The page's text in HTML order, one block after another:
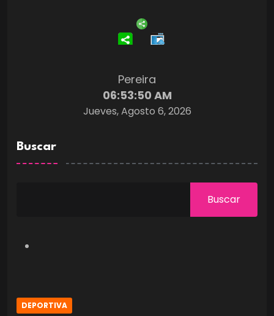
DEPORTIVA
Pereira
06:53:51 AM
Jueves, Agosto 6, 2026
Buscar
Buscar